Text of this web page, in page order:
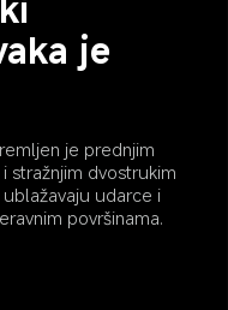
je
je prednjim
stražnjim dvostrukim
udarce i
površinama.